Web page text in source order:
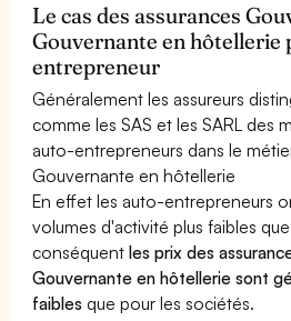
Le cas des assurances
Gouvernante en hôtellerie
entrepreneur
Généralement les assureurs
comme les SAS et les SARL des
auto-entrepreneurs dans le
Gouvernante en hôtellerie
En effet les auto-entrepreneurs
volumes d'activité plus faibles
conséquentles prix des
Gouvernante en hôtellerie sont
faibles que pour les sociétés.